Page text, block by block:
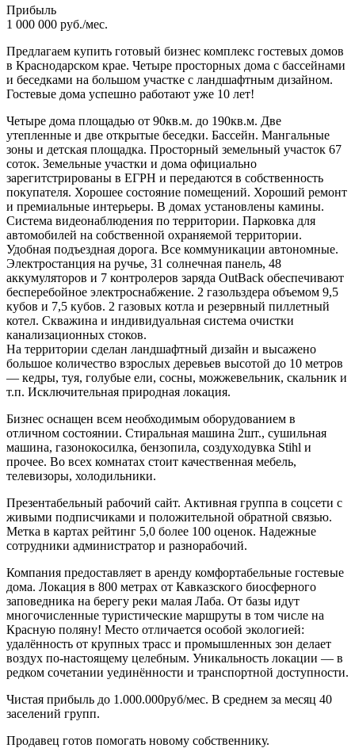
Прибыль
1 000 000 руб./мес.
Предлагаем купить готовый бизнес комплекс гостевых домов
в Краснодарском крае. Четыре просторных дома с бассейнами
и беседками на большом участке с ландшафтным дизайном.
Гостевые дома успешно работают уже 10 лет!
Четыре дома площадью от 90кв.м. до 190кв.м. Две
утепленные и две открытые беседки. Бассейн. Мангальные
зоны и детская площадка. Просторный земельный участок 67
соток. Земельные участки и дома официально
зарегитстрированы в ЕГРН и передаются в собственность
покупателя. Хорошее состояние помещений. Хороший ремонт
и премиальные интерьеры. В домах установлены камины.
Система видеонаблюдения по территории. Парковка для
автомобилей на собственной охраняемой территории.
Удобная подъездная дорога. Все коммуникации автономные.
Электростанция на ручье, 31 солнечная панель, 48
аккумуляторов и 7 контролеров заряда OutBack обеспечивают
бесперебойное электроснабжение. 2 газольздера объемом 9,5
кубов и 7,5 кубов. 2 газовых котла и резервный пиллетный
котел. Скважина и индивидуальная система очистки
канализационных стоков.
На территории сделан ландшафтный дизайн и высажено
большое количество взрослых деревьев высотой до 10 метров
— кедры, туя, голубые ели, сосны, можжевельник, скальник и
т.п. Исключительная природная локация.
Бизнес оснащен всем необходимым оборудованием в
отличном состоянии. Стиральная машина 2шт., сушильная
машина, газонокосилка, бензопила, создуходувка Stihl и
прочее. Во всех комнатах стоит качественная мебель,
телевизоры, холодильники.
Презентабельный рабочий сайт. Активная группа в соцсети с
живыми подписчиками и положительной обратной связью.
Метка в картах рейтинг 5,0 более 100 оценок. Надежные
сотрудники администратор и разнорабочий.
Компания предоставляет в аренду комфортабельные гостевые
дома. Локация в 800 метрах от Кавказского биосферного
заповедника на берегу реки малая Лаба. От базы идут
многочисленные туристические маршруты в том числе на
Красную поляну! Место отличается особой экологией:
удалённость от крупных трасс и промышленных зон делает
воздух по-настоящему целебным. Уникальность локации — в
редком сочетании уединённости и транспортной доступности.
Чистая прибыль до 1.000.000руб/мес. В среднем за месяц 40
заселений групп.
Продавец готов помогать новому собственнику.